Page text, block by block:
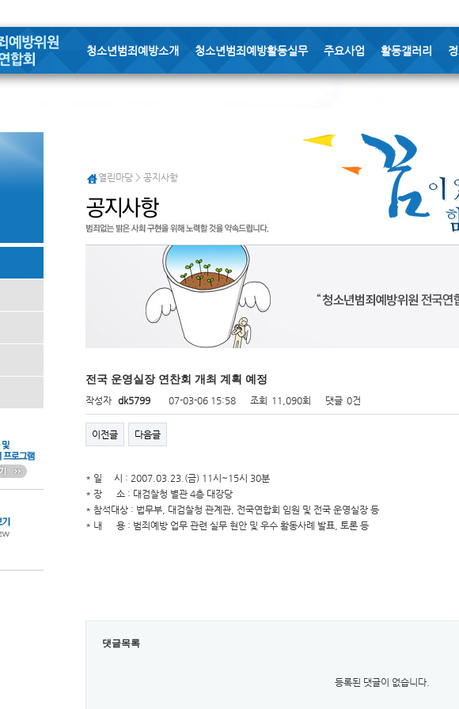
청소년범죄예방소개 청소년범죄예방활동실무 주요사업 활동갤러리
열린마당 > 공지사항
전국 운영실장 연찬회 개최 계획 예정
작성자 dk5799 07-03-06 15:58 조회 11,090회 댓글 0건
이전글 다음글
* 일 시 : 2007.03.23.(금) 11시~15시 30분
* 장 소 : 대검찰청 별관 4층 대강당
* 참석대상 : 법무부, 대검찰청 관계관, 전국연합회 임원 및 전국 운영실장 등
* 내 용 : 범죄예방 업무 관련 실무 현안 및 우수 활동사례 발표, 토론 등
댓글목록
등록된 댓글이 없습니다.